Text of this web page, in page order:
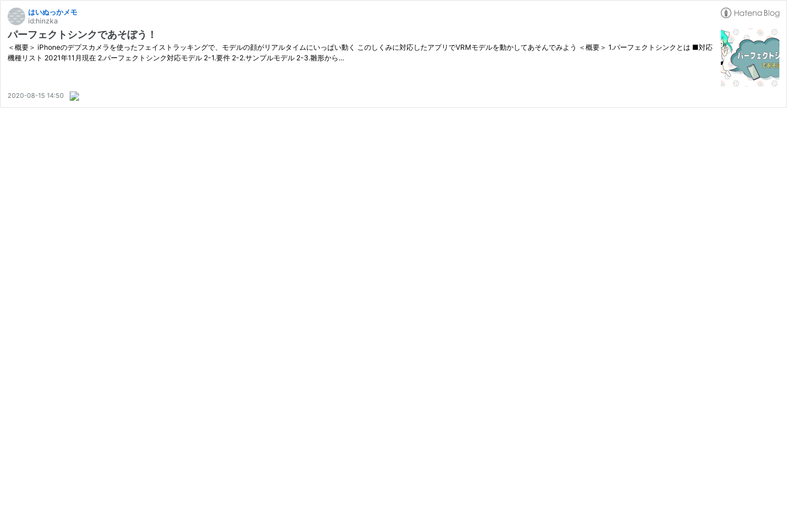
はいぬっかメモ
id:hinzka
パーフェクトシンクであそぼう！
＜概要＞ iPhoneのデプスカメラを使ったフェイストラッキングで、モデルの顔がリアルタイムにいっぱい動く このしくみに対応したアプリでVRMモデルを動かしてあそんでみよう ＜概要＞ 1.パーフェクトシンクとは ■対応
機種リスト 2021年11月現在 2.パーフェクトシンク対応モデル 2-1.要件 2-2.サンプルモデル 2-3.雛形から…
2020-08-15 14:50